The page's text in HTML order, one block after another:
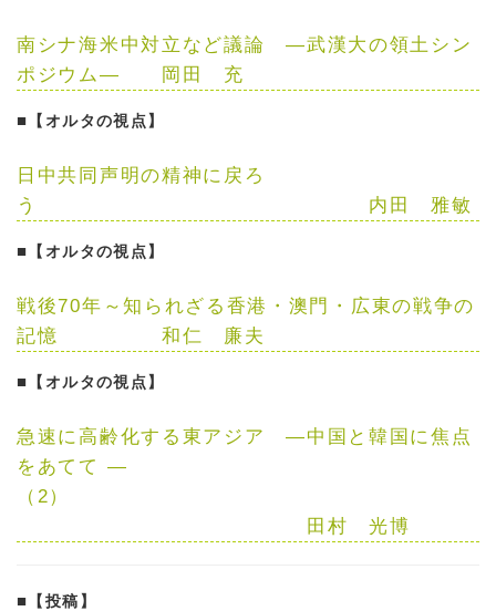
南シナ海米中対立など議論 —武漢大の領土シン
ポジウム— 岡田 充
■ 【オルタの視点】
日中共同声明の精神に戻ろ
う
内田 雅敏
■ 【オルタの視点】
戦後70年～知られざる香港・澳門・広東の戦争の
記憶
和仁 廉夫
■ 【オルタの視点】
急速に高齢化する東アジア —中国と韓国に焦点
をあてて —
（2）
田村 光博
■ 【投稿】